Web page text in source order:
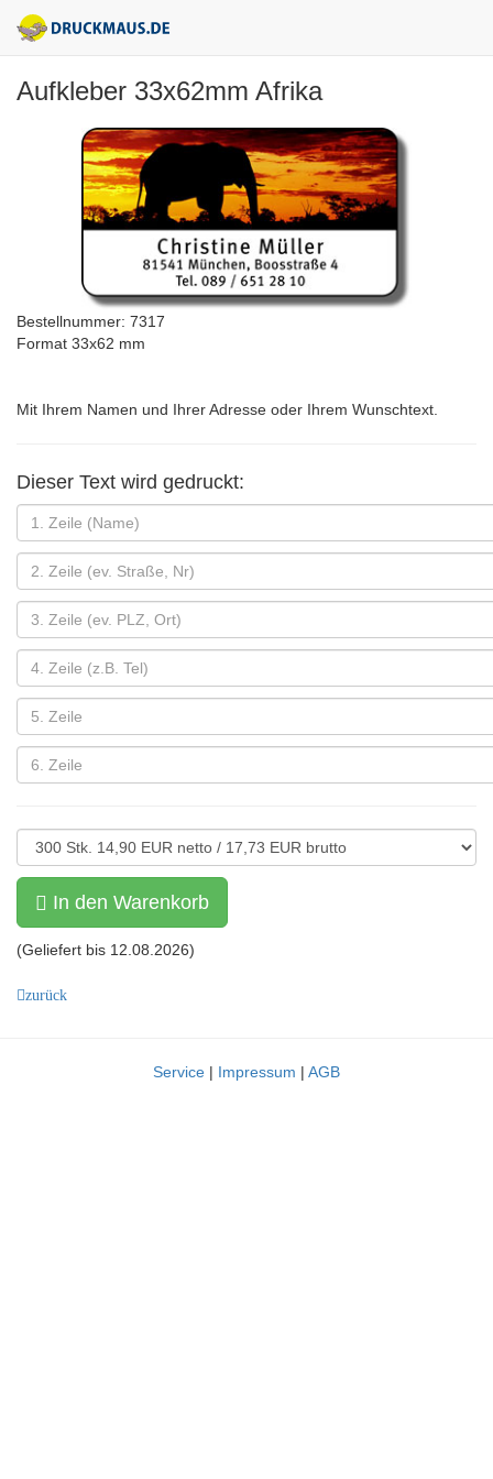
Aufkleber 33x62mm Afrika
Bestellnummer: 7317
Format 33x62 mm
Mit Ihrem Namen und Ihrer Adresse oder Ihrem Wunschtext.
Dieser Text wird gedruckt:
In den Warenkorb
(Geliefert bis 12.08.2026)
zurück
Service | Impressum | AGB